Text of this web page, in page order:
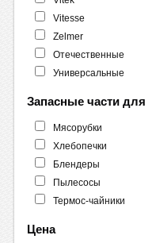
Vitesse
Zelmer
Отечественные
Универсальные
Запасные части для
Мясорубки
Хлебопечки
Блендеры
Пылесосы
Термос-чайники
Цена